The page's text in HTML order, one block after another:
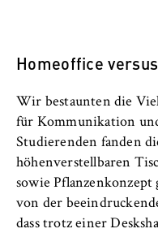
a
d
L
a
w
Stellenangebote
Homeoffice
Wir bestaunten die Vielfalt der angebotenen Räume
für Kommunikation
Studierenden fanden
höhenverstellbaren
sowie Pflanzenkonzept
von der
dass trotz einer
während des
Cookie Laufzeit:
Für die Dauer
MARKETING
Youtube